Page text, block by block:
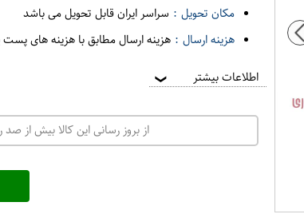
مکان تحویل : سراسر ایران قابل تحویل می باشد
هزینه ارسال : هزینه ارسال مطابق با هزینه های
اطلاعات بیشتر ❯
از بروز رسانی این کالا بیش از